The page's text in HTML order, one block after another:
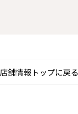
店舗情報トップに戻る